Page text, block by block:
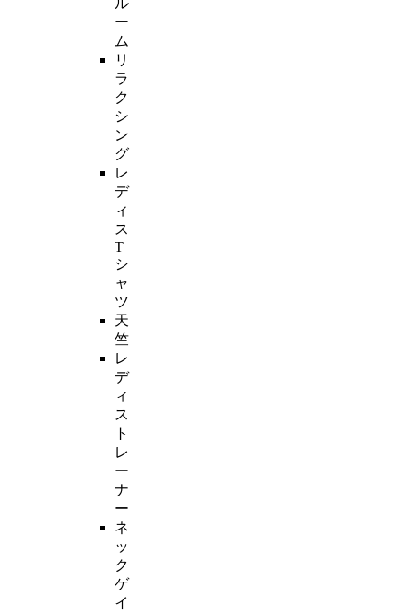
ル
ー
ム
リ
ラ
ク
シ
ン
グ
レ
デ
ィ
ス
T
シ
ャ
ツ
天
竺
レ
デ
ィ
ス
ト
レ
ー
ナ
ー
ネ
ッ
ク
ゲ
イ